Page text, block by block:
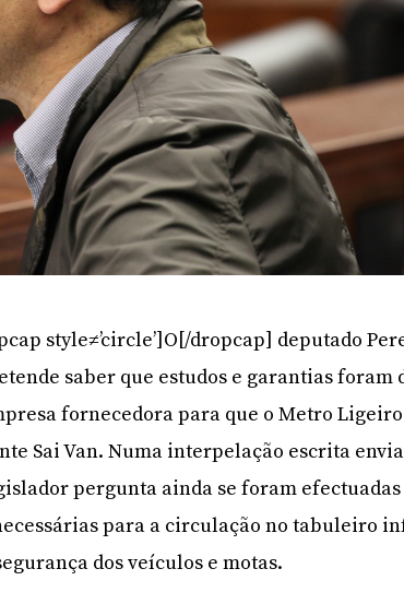
style≠’circle’]O[/dropcap] deputado
saber que estudos e garantias foram
fornecedora para que o Metro
Sai Van. Numa interpelação escrita
pergunta ainda se foram efectuadas
para a circulação no tabuleiro
dos veículos e motas.